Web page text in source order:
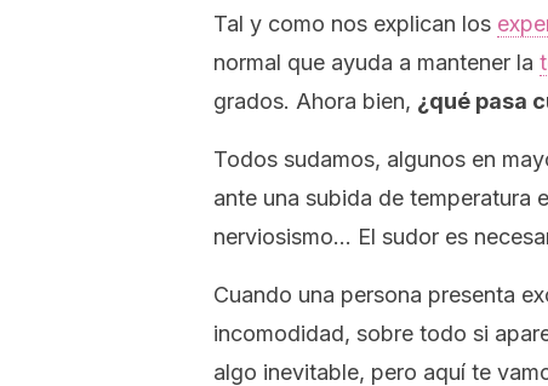
Tal y como nos explican los
normal que ayuda a mantener la
grados. Ahora bien, ¿qué pasa
Todos sudamos, algunos en
ante una subida de temperatura
nerviosismo… El sudor es
Cuando una persona presenta
incomodidad, sobre todo si
algo inevitable, pero aquí te